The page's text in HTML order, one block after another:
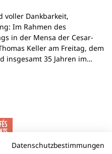
voller Dankbarkeit,
Im Rahmen des
in der Mensa der Cesar-
Keller am Freitag, dem
insgesamt 35 Jahren im…
Datenschutzbestimmungen